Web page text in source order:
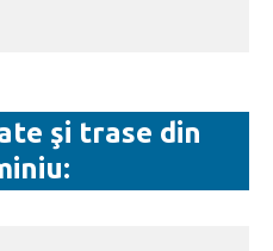
şi trase din